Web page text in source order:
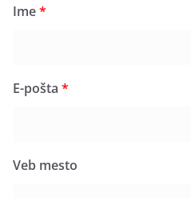
Ime*
E-pošta *
Veb mesto